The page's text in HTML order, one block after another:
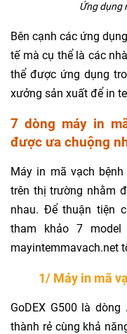
Ứng dụng
Bên cạnh các ứng
tế mà cụ thể là các
thể được ứng dụng
xưởng sản xuất để in
7 dòng máy in
được ưa chuộng
Máy in mã vạch
trên thị trường nhằm
nhau. Để thuận tiện
tham khảo 7
mayintemmavach.net
1/ Máy in mã
GoDEX G500 là dòng
thành rẻ cùng khả